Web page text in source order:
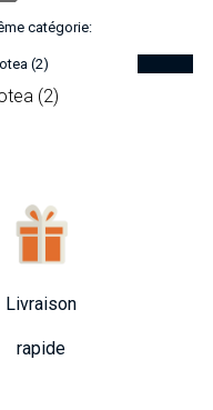
catégorie:
(2)
Livraison
rapide